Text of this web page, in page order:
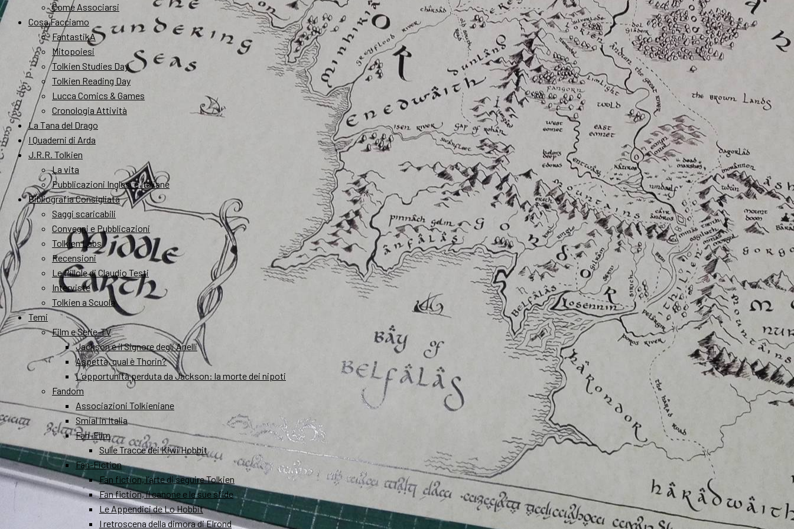
Come Associarsi
Cosa Facciamo
FantastikA
Mitopoiesi
Tolkien Studies Day
Tolkien Reading Day
Lucca Comics & Games
Cronologia Attività
La Tana del Drago
I Quaderni di Arda
J.R.R. Tolkien
La vita
Pubblicazioni Inglesi e Italiane
Bibliografia Consigliata
Saggi scaricabili
Convegni e Pubblicazioni
Tolkien Labs
Recensioni
Le Pillole di Claudio Testi
Interviste
Tolkien a Scuola
Temi
Film e Serie-TV
Jackson e il Signore degli Anelli
Aspetta, qual è Thorin?
L’opportunità perduta da Jackson: la morte dei nipoti
Fandom
Associazioni Tolkieniane
Smial in Italia
Fan-Film
Sulle Tracce dei Kiwi Hobbit
Fan-Fiction
Fan fiction, l’arte di seguire Tolkien
Fan fiction, il canone e le sue sfide
Le Appendici de Lo Hobbit
I retroscena della dimora di Elrond